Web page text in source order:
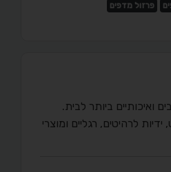
פרזול מדפים
ואיכותיים ביותר לבית.
ידיות לרהיטים, רגליים ומוצרי